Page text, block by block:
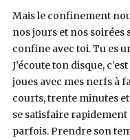
Mais le confinement
nos jours et nos soirées
confine avec toi. Tu es
J’écoute ton disque,
joues avec mes nerfs à
courts, trente minutes
se satisfaire rapidement
parfois. Prendre son